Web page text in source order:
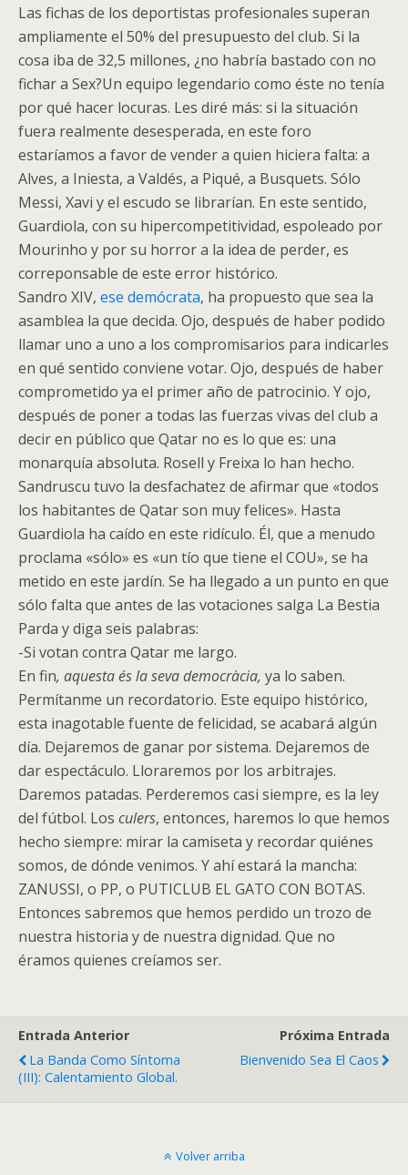
Las fichas de los deportistas profesionales superan
ampliamente el 50% del presupuesto del club. Si la
cosa iba de 32,5 millones, ¿no habría bastado con no
fichar a Sex?Un equipo legendario como éste no tenía
por qué hacer locuras. Les diré más: si la situación
fuera realmente desesperada, en este foro
estaríamos a favor de vender a quien hiciera falta: a
Alves, a Iniesta, a Valdés, a Piqué, a Busquets. Sólo
Messi, Xavi y el escudo se librarían. En este sentido,
Guardiola, con su hipercompetitividad, espoleado por
Mourinho y por su horror a la idea de perder, es
correponsable de este error histórico.
Sandro XIV, ese demócrata, ha propuesto que sea la
asamblea la que decida. Ojo, después de haber podido
llamar uno a uno a los compromisarios para indicarles
en qué sentido conviene votar. Ojo, después de haber
comprometido ya el primer año de patrocinio. Y ojo,
después de poner a todas las fuerzas vivas del club a
decir en público que Qatar no es lo que es: una
monarquía absoluta. Rosell y Freixa lo han hecho.
Sandruscu tuvo la desfachatez de afirmar que «todos
los habitantes de Qatar son muy felices». Hasta
Guardiola ha caído en este ridículo. Él, que a menudo
proclama «sólo» es «un tío que tiene el COU», se ha
metido en este jardín. Se ha llegado a un punto en que
sólo falta que antes de las votaciones salga La Bestia
Parda y diga seis palabras:
-Si votan contra Qatar me largo.
En fin, aquesta és la seva democràcia, ya lo saben.
Permítanme un recordatorio. Este equipo histórico,
esta inagotable fuente de felicidad, se acabará algún
día. Dejaremos de ganar por sistema. Dejaremos de
dar espectáculo. Lloraremos por los arbitrajes.
Daremos patadas. Perderemos casi siempre, es la ley
del fútbol. Los culers, entonces, haremos lo que hemos
hecho siempre: mirar la camiseta y recordar quiénes
somos, de dónde venimos. Y ahí estará la mancha:
ZANUSSI, o PP, o PUTICLUB EL GATO CON BOTAS.
Entonces sabremos que hemos perdido un trozo de
nuestra historia y de nuestra dignidad. Que no
éramos quienes creíamos ser.
Entrada Anterior
La Banda Como Síntoma
(III): Calentamiento Global.
Próxima Entrada
Bienvenido Sea El Caos
Volver arriba